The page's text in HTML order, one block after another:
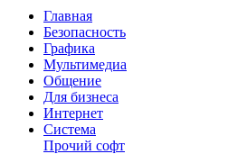
Главная
Безопасность
Графика
Мультимедиа
Общение
Для бизнеса
Интернет
Система
Прочий софт